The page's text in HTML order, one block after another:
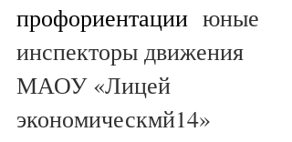
профориентации юные
инспекторы движения
МАОУ «Лицей
экономическмй14»